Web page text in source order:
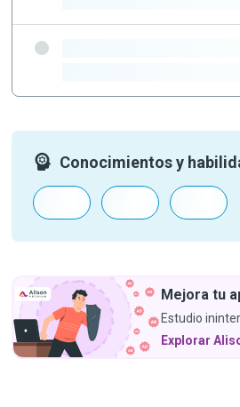
Conocimientos y
Mejora tu
Estudio
Explorar